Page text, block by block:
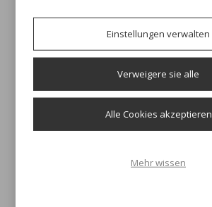
INTENSO D'AGRUMI
75,00 €
Einstellungen verwalten
Verweigere sie alle
Alle Cookies akzeptieren
Mehr wissen